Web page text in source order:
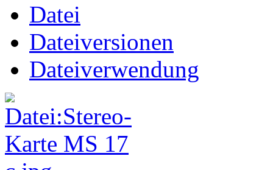
Datei
Dateiversionen
Dateiverwendung